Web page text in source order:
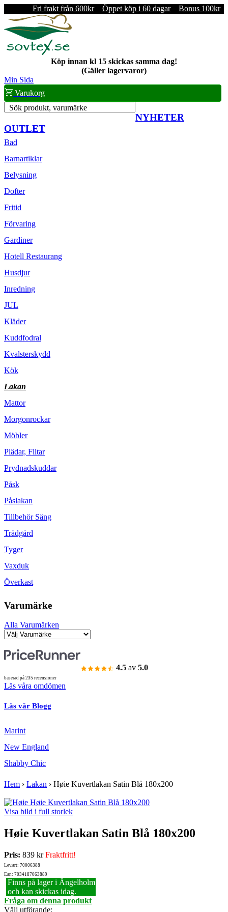
Fri frakt från 600kr Öppet köp i 60 dagar Bonus 100kr
Köp innan kl 15 skickas samma dag!
(Gäller lagervaror)
Min Sida
Varukorg
Sök produkt, varumärke
NYHETER
OUTLET
Bad
Barnartiklar
Belysning
Dofter
Fritid
Förvaring
Gardiner
Hotell Restaurang
Husdjur
Inredning
JUL
Kläder
Kuddfodral
Kvalsterskydd
Kök
Lakan
Mattor
Morgonrockar
Möbler
Plädar, Filtar
Prydnadskuddar
Påsk
Påslakan
Tillbehör Säng
Trädgård
Tyger
Vaxduk
Överkast
Varumärke
Alla Varumärken
4.5 av 5.0
baserad på 235 recensioner
Läs våra omdömen
Läs vår Blogg
Marint
New England
Shabby Chic
Hem › Lakan › Høie Kuvertlakan Satin Blå 180x200
Visa bild i full storlek
Høie Kuvertlakan Satin Blå 180x200
Pris: 839 krFraktfritt!
Lev.art: 70006388
Ean: 7034187063889
Finns på lager i Ängelholm
och kan skickas idag.
Fråga om denna produkt
Välj utförande: